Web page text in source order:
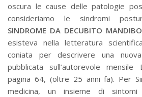
oscura le cause delle patologie
consideriamo le sindromi
SINDROME DA DECUBITO
esisteva nella letteratura
coniata per descrivere una
pubblicata sull’autorevole
pagina 64, (oltre 25 anni fa). Per
medicina, un insieme di